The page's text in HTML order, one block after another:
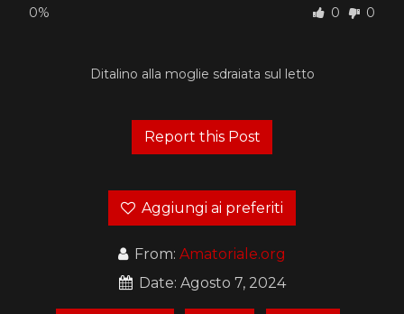
0% 0 0
Ditalino alla moglie sdraiata sul letto
Aggiungi ai preferiti
From: Amatoriale.org
Date: Agosto 7, 2024